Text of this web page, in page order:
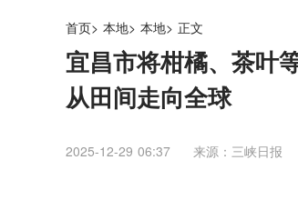
首页> 本地> 本地> 正文
宜昌市将柑橘、茶叶
从田间走向全球
2025-12-29 06:37 来源：三峡日报